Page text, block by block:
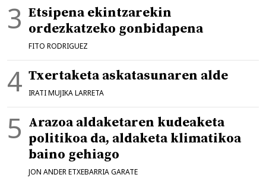
Etsipena ekintzarekin
ordezkatzeko gonbidapena
FITO RODRIGUEZ
Txertaketa askatasunaren alde
IRATI MUJIKA LARRETA
Arazoa aldaketaren kudeaketa
politikoa da, aldaketa klimatikoa
baino gehiago
JON ANDER ETXEBARRIA GARATE